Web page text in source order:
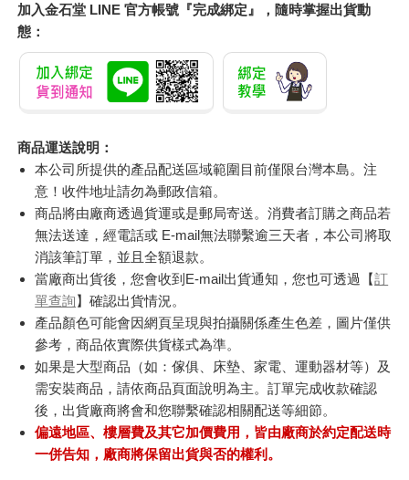
加入金石堂 LINE 官方帳號『完成綁定』，隨時掌握出貨動
態：
商品運送說明：
本公司所提供的產品配送區域範圍目前僅限台灣本島。注
意！收件地址請勿為郵政信箱。
商品將由廠商透過貨運或是郵局寄送。消費者訂購之商品若
無法送達，經電話或 E-mail無法聯繫逾三天者，本公司將取
消該筆訂單，並且全額退款。
當廠商出貨後，您會收到E-mail出貨通知，您也可透過【訂
單查詢】確認出貨情況。
產品顏色可能會因網頁呈現與拍攝關係產生色差，圖片僅供
參考，商品依實際供貨樣式為準。
如果是大型商品（如：傢俱、床墊、家電、運動器材等）及
需安裝商品，請依商品頁面說明為主。訂單完成收款確認
後，出貨廠商將會和您聯繫確認相關配送等細節。
偏遠地區、樓層費及其它加價費用，皆由廠商於約定配送時
一併告知，廠商將保留出貨與否的權利。